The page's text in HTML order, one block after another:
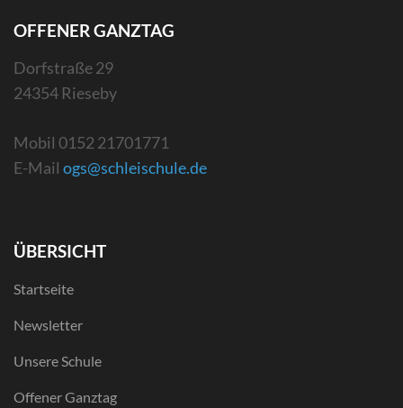
OFFENER GANZTAG
Dorfstraße 29
24354 Rieseby
Mobil 0152 21701771
E-Mail ogs@schleischule.de
ÜBERSICHT
Startseite
Newsletter
Unsere Schule
Offener Ganztag